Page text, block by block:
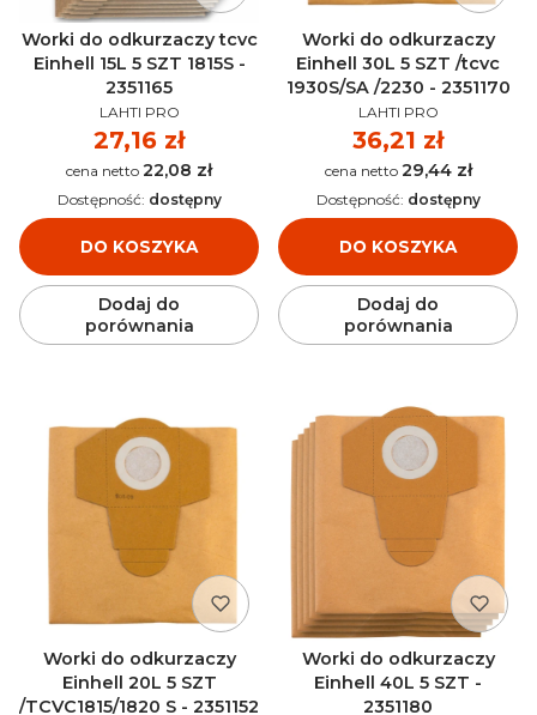
Worki do odkurzaczy tcvc
Einhell 15L 5 SZT 1815S -
2351165
PRODUCENT
LAHTI PRO
Cena
27,16 zł
Cena 22,08 zł
DO KOSZYKA
Dostępność: dostępny
Dodaj do
porównania
Worki do odkurzaczy
Einhell 30L 5 SZT /tcvc
1930S/SA /2230 - 2351170
PRODUCENT
LAHTI PRO
Cena
36,21 zł
Cena 29,44 zł
DO KOSZYKA
Dostępność: dostępny
Dodaj do
porównania
Worki do odkurzaczy
Einhell 20L 5 SZT
/TCVC1815/1820 S - 2351152
Worki do odkurzaczy
Einhell 40L 5 SZT -
2351180